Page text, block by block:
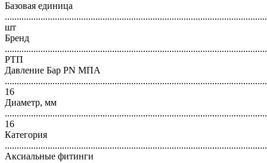
Базовая единица
шт
Бренд
РТП
Давление Бар PN МПА
16
Диаметр, мм
16
Категория
Аксиальные фитинги